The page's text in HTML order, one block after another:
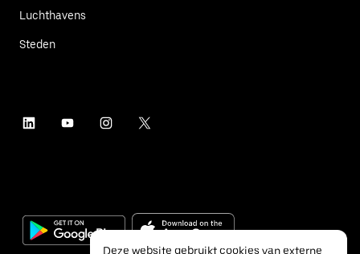
Luchthavens
Steden
Deze website gebruikt cookies van externe